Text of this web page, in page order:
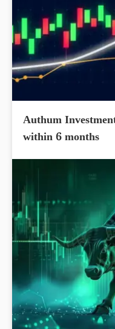
Authum
within 6 months